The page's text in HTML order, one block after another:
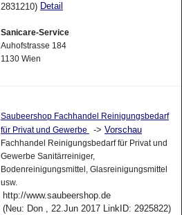
2831210) Detail
Sanicare-Service
Auhofstrasse 184
1130 Wien
Saubeershop Fachhandel Reinigungsbedarf
für Privat und Gewerbe
-> Vorschau
Fachhandel Reinigungsbedarf für Privat und
Gewerbe Sanitärreiniger,
Bodenreinigungsmittel, Glasreinigungsmittel
usw.
http://www.saubeershop.de
(Neu: Don , 22.Jun 2017 LinkID: 2925822)